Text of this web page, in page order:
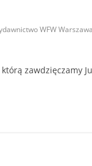
WFW Warszawa
zawdzięczamy